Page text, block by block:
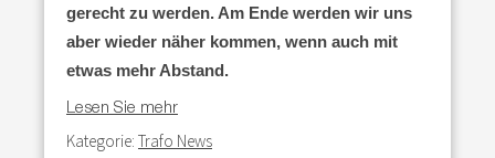
gerecht zu werden.Am Ende werden wir uns
aber wieder näher kommen, wenn auch mit
etwas mehr Abstand.
Lesen Sie mehr
Kategorie: Trafo News